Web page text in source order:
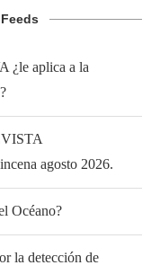
¿le aplica a la
agosto 2026.
Océano?
la detección de